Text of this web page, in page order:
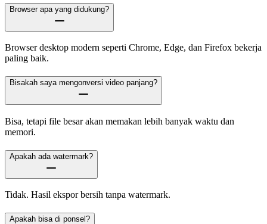
Browser apa yang didukung?
Browser desktop modern seperti Chrome, Edge, dan Firefox bekerja
paling baik.
Bisakah saya mengonversi video panjang?
Bisa, tetapi file besar akan memakan lebih banyak waktu dan
memori.
Apakah ada watermark?
Tidak. Hasil ekspor bersih tanpa watermark.
Apakah bisa di ponsel?